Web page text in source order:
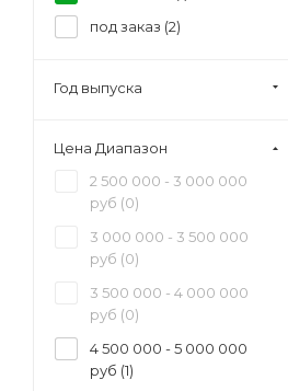
Тонар R4-16V (41
под заказ (2)
Год выпуска
Цена Диапазон
2 500 000 - 3 000 000
руб (0)
3 000 000 - 3 500 000
руб (0)
3 500 000 - 4 000 000
руб (0)
4 500 000 - 5 000 000
руб (1)